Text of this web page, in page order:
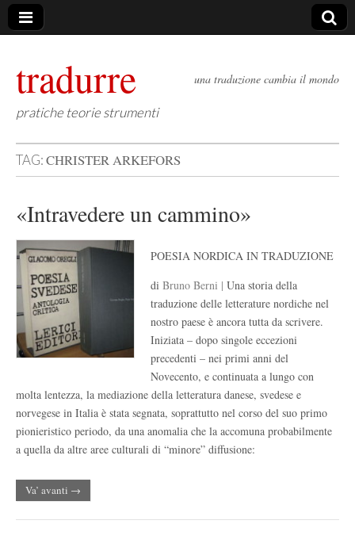
tradurre
pratiche teorie strumenti
una traduzione cambia il mondo
TAG:CHRISTER ARKEFORS
«Intravedere un cammino»
POESIA NORDICA IN TRADUZIONE
di Bruno Berni | Una storia della
traduzione delle letterature nordiche nel
nostro paese è ancora tutta da scrivere.
Iniziata – dopo singole eccezioni
precedenti – nei primi anni del
Novecento, e continuata a lungo con
molta lentezza, la mediazione della letteratura danese, svedese e
norvegese in Italia è stata segnata, soprattutto nel corso del suo primo
pionieristico periodo, da una anomalia che la accomuna probabilmente
a quella da altre aree culturali di “minore” diffusione:
Va’ avanti →